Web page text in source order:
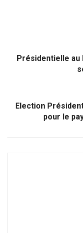
Présidentielle au
Election
pour le